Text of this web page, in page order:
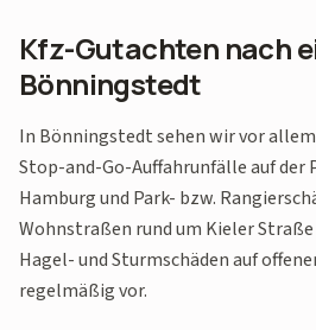
Kfz-Gutachten nach
Bönningstedt
In Bönningstedt sehen wir vor
Stop-and-Go-Auffahrunfälle auf der
Hamburg und Park- bzw.
Wohnstraßen rund um Kieler
Hagel- und Sturmschäden auf
regelmäßig vor.